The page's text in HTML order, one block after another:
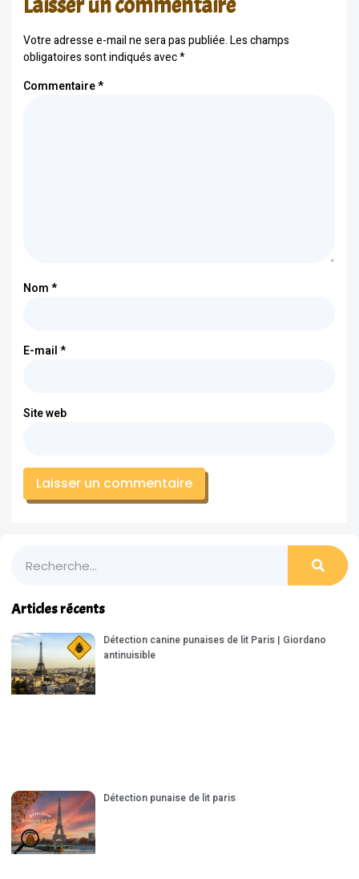
Votre adresse e-mail ne sera pas publiée.Les champs
obligatoires sont indiqués avec*
Commentaire*
Nom*
E-mail*
Site web
Articles récents
Détection canine punaises de lit Paris | Giordano
antinuisible
Détection punaise de lit paris